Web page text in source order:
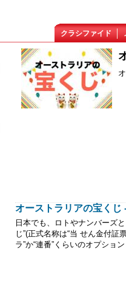
クラシファイド
オーストラリアの宝くじ
日本でも、ロトやナンバーズ
じ”(正式名称は“当 せん金付証
ラ”か“連番”くらいのオプショ